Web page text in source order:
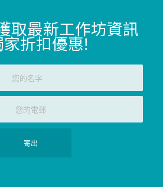
取最新工作坊資訊
家折扣優惠!